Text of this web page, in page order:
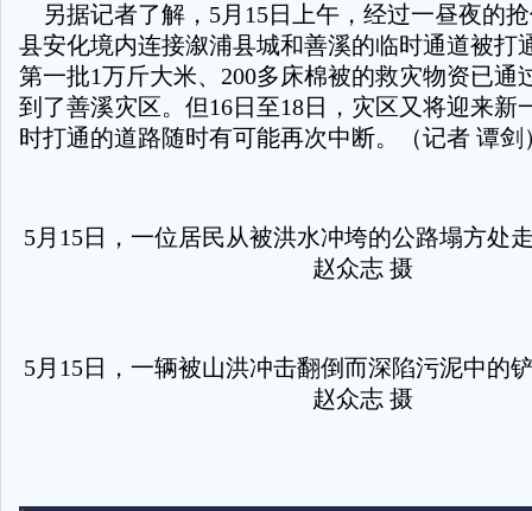
另据记者了解，5月15日上午，经过一昼夜的
县安化境内连接溆浦县城和善溪的临时通道被打
第一批1万斤大米、200多床棉被的救灾物资已通
到了善溪灾区。但16日至18日，灾区又将迎来新
时打通的道路随时有可能再次中断。（记者 谭剑
5月15日，一位居民从被洪水冲垮的公路塌方处
赵众志 摄
5月15日，一辆被山洪冲击翻倒而深陷污泥中的
赵众志 摄